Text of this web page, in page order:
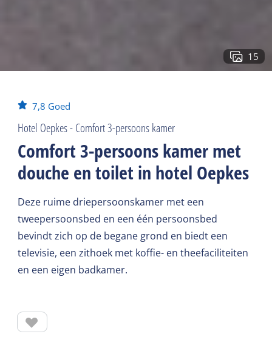
15
7,8 Goed
Hotel Oepkes - Comfort 3-persoons kamer
Comfort 3-persoons kamer met
douche en toilet in hotel Oepkes
Deze ruime driepersoonskamer met een
tweepersoonsbed en een één persoonsbed
bevindt zich op de begane grond en biedt een
televisie, een zithoek met koffie- en theefaciliteiten
en een eigen badkamer.